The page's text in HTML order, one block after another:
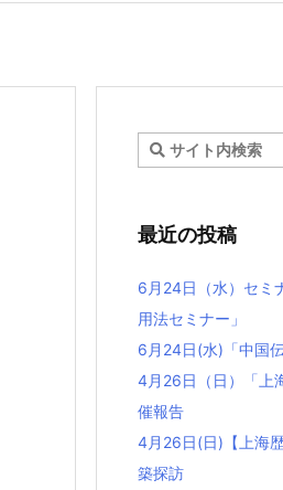
最近の投稿
6月24日（水）セミ
用法セミナー」
6月24日(水)「中国
4月26日（日）「上
催報告
4月26日(日)【上海
築探訪